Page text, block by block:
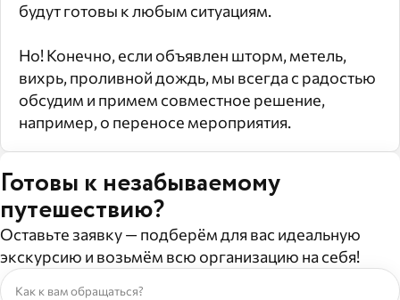
будут готовы к любым ситуациям.
Но! Конечно, если объявлен шторм, метель,
вихрь, проливной дождь, мы всегда с радостью
обсудим и примем совместное решение,
например, о переносе мероприятия.
Готовы к незабываемому
путешествию?
Оставьте заявку — подберём для вас идеальную
экскурсию и возьмём всю организацию на себя!